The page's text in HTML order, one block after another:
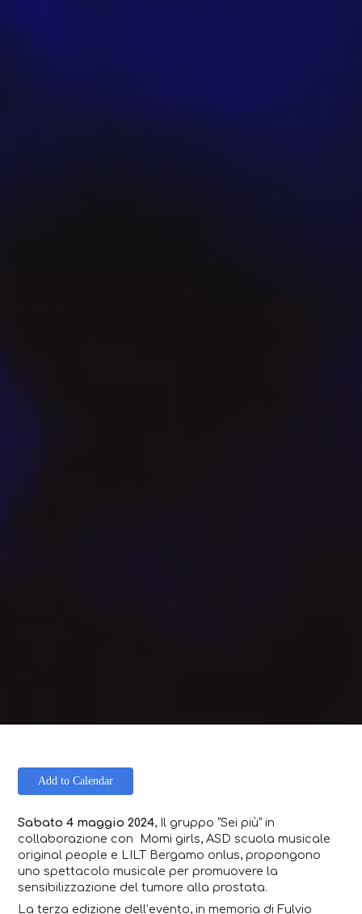
Add to Calendar
Sabato 4 maggio 2024, Il gruppo “Sei più” in
collaborazione con Momi girls, ASD scuola musicale
original people e LILT Bergamo onlus, propongono
uno spettacolo musicale per promuovere la
sensibilizzazione del tumore alla prostata.
La terza edizione dell’evento, in memoria di Fulvio